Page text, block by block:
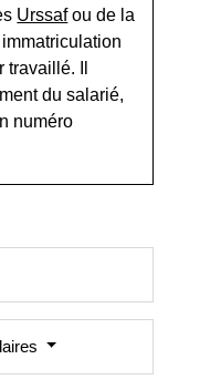
Urssafou de la
travaillé. Il
du salarié,
numéro